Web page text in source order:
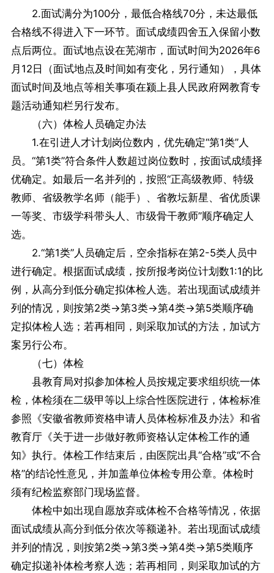
2.面试满分为100分，最低合格线70分，未达最低
合格线不得进入下一环节。面试成绩四舍五入保留小数
点后两位。面试地点设在芜湖市，面试时间为2026年6
月12日（面试地点及时间如有变化，另行通知），具体
面试时间及地点等相关事项在颍上县人民政府网教育专
题活动通知栏另行发布。
（六）体检人员确定办法
1.在引进人才计划岗位数内，优先确定“第1类”人
员。“第1类”符合条件人数超过岗位数时，按面试成绩择
优确定。如最后一名并列的，按照“正高级教师、特级
教师、省级教学名师（能手）、省教坛新星、省优质课
一等奖、市级学科带头人、市级骨干教师”顺序确定人
选。
2.“第1类”人员确定后，空余指标在第2-5类人员中
进行确定。根据面试成绩，按所报考岗位计划数1:1的比
例，从高分到低分确定拟体检人选。若出现面试成绩并
列的情况，则按第2类→第3类→第4类→第5类顺序确
定拟体检人选；若再相同，则采取加试的方法，加试方
案另行公布。
（七）体检
县教育局对拟参加体检人员按规定要求组织统一体
检，体检须在二级甲等以上综合性医院进行，体检标准
参照《安徽省教师资格申请人员体检标准及办法》和省
教育厅《关于进一步做好教师资格认定体检工作的通
知》执行。体检工作结束后，由医院出具“合格”或“不合
格”的结论性意见，并加盖单位体检专用公章。体检时
须有纪检监察部门现场监督。
体检中如出现自愿放弃或体检不合格等情况，依据
面试成绩从高分到低分依次等额递补。若出现面试成绩
并列的情况，则按第2类→第3类→第4类→第5类顺序
确定拟递补体检考察人选；若再相同，则采取加试的方